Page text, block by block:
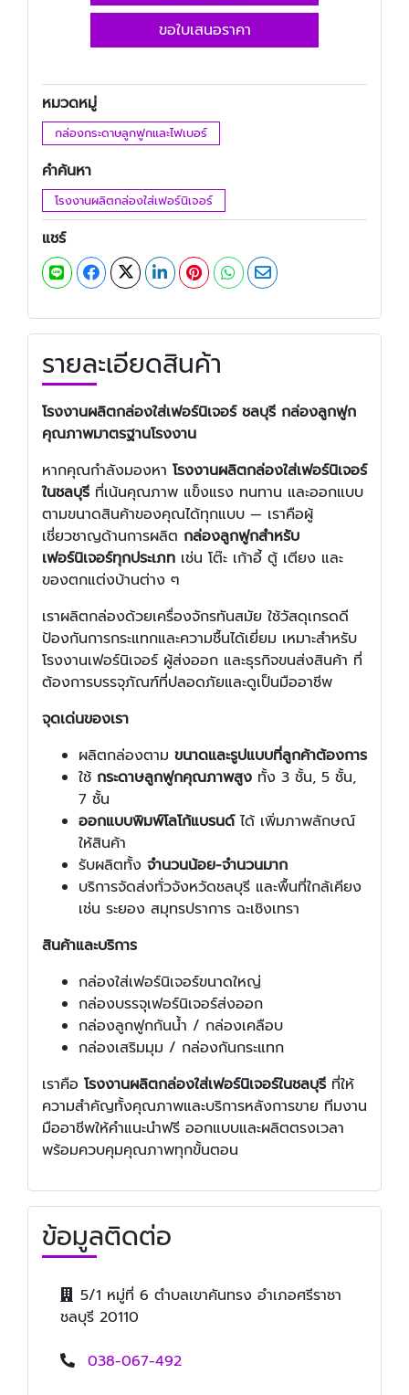
ขอใบเสนอราคา
หมวดหมู่
กล่องกระดาษลูกฟูกและไฟเบอร์
คำค้นหา
โรงงานผลิตกล่องใส่เฟอร์นิเจอร์
แชร์
รายละเอียดสินค้า
โรงงานผลิตกล่องใส่เฟอร์นิเจอร์ ชลบุรี กล่องลูกฟูก
คุณภาพมาตรฐานโรงงาน
หากคุณกำลังมองหา โรงงานผลิตกล่องใส่เฟอร์นิเจอร์
ในชลบุรี ที่เน้นคุณภาพ แข็งแรง ทนทาน และออกแบบ
ตามขนาดสินค้าของคุณได้ทุกแบบ — เราคือผู้
เชี่ยวชาญด้านการผลิต กล่องลูกฟูกสำหรับ
เฟอร์นิเจอร์ทุกประเภท เช่น โต๊ะ เก้าอี้ ตู้ เตียง และ
ของตกแต่งบ้านต่าง ๆ
เราผลิตกล่องด้วยเครื่องจักรทันสมัย ใช้วัสดุเกรดดี
ป้องกันการกระแทกและความชื้นได้เยี่ยม เหมาะสำหรับ
โรงงานเฟอร์นิเจอร์ ผู้ส่งออก และธุรกิจขนส่งสินค้า ที่
ต้องการบรรจุภัณฑ์ที่ปลอดภัยและดูเป็นมืออาชีพ
จุดเด่นของเรา
ผลิตกล่องตาม ขนาดและรูปแบบที่ลูกค้าต้องการ
ใช้ กระดาษลูกฟูกคุณภาพสูง ทั้ง 3 ชั้น, 5 ชั้น,
7 ชั้น
ออกแบบพิมพ์โลโก้แบรนด์ได้ เพิ่มภาพลักษณ์
ให้สินค้า
รับผลิตทั้ง จำนวนน้อย-จำนวนมาก
บริการจัดส่งทั่วจังหวัดชลบุรี และพื้นที่ใกล้เคียง
เช่น ระยอง สมุทรปราการ ฉะเชิงเทรา
สินค้าและบริการ
กล่องใส่เฟอร์นิเจอร์ขนาดใหญ่
กล่องบรรจุเฟอร์นิเจอร์ส่งออก
กล่องลูกฟูกกันน้ำ / กล่องเคลือบ
กล่องเสริมมุม / กล่องกันกระแทก
เราคือ โรงงานผลิตกล่องใส่เฟอร์นิเจอร์ในชลบุรี ที่ให้
ความสำคัญทั้งคุณภาพและบริการหลังการขาย ทีมงาน
มืออาชีพให้คำแนะนำฟรี ออกแบบและผลิตตรงเวลา
พร้อมควบคุมคุณภาพทุกขั้นตอน
ข้อมูลติดต่อ
5/1 หมู่ที่ 6 ตำบลเขาคันทรง อำเภอศรีราชา
ชลบุรี 20110
038-067-492